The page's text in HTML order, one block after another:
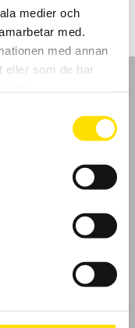
medier och
med.
med annan
eller som de har